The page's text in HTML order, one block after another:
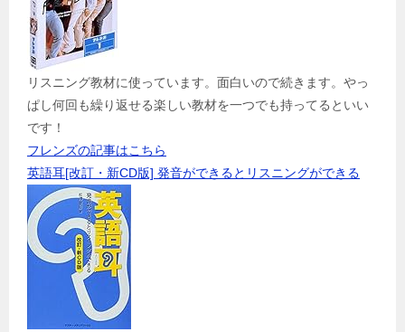
リスニング教材に使っています。面白いので続きます。やっ
ぱし何回も繰り返せる楽しい教材を一つでも持ってるといい
です！
フレンズの記事はこちら
英語耳[改訂・新CD版] 発音ができるとリスニングができる